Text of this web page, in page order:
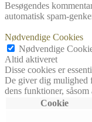
Besøgendes
automatisk spam-
Nødvendige Cookies
Nødvendige
Altid aktiveret
Disse cookies er
De giver dig mulighed
dens funktioner,
Cookie